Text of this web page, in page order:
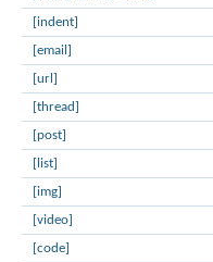
[indent]
[email]
[url]
[thread]
[post]
[list]
[img]
[video]
[code]